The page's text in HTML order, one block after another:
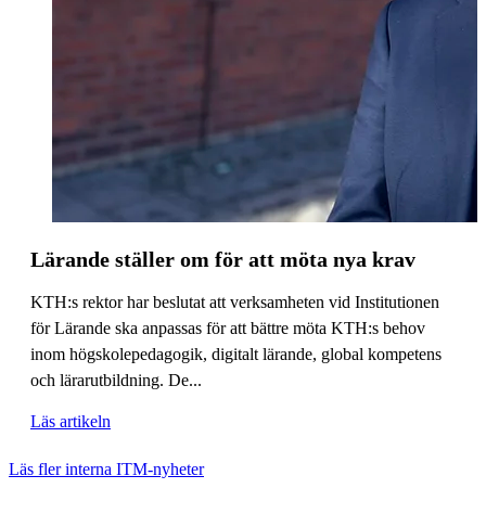
Lärande ställer om för att möta nya krav
KTH:s rektor har beslutat att verksamheten vid Institutionen
för Lärande ska anpassas för att bättre möta KTH:s behov
inom högskolepedagogik, digitalt lärande, global kompetens
och lärarutbildning. De...
Läs artikeln
Läs fler interna ITM-nyheter